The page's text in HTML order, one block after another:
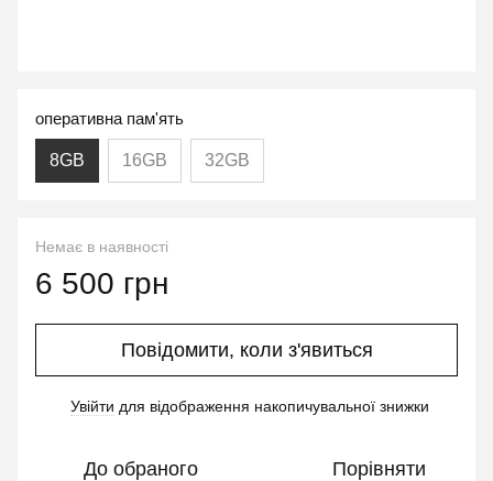
оперативна пам'ять
8GB 16GB 32GB
Немає в наявності
6 500 грн
Повідомити, коли з'явиться
Увійти для відображення накопичувальної знижки
До обраного Порівняти